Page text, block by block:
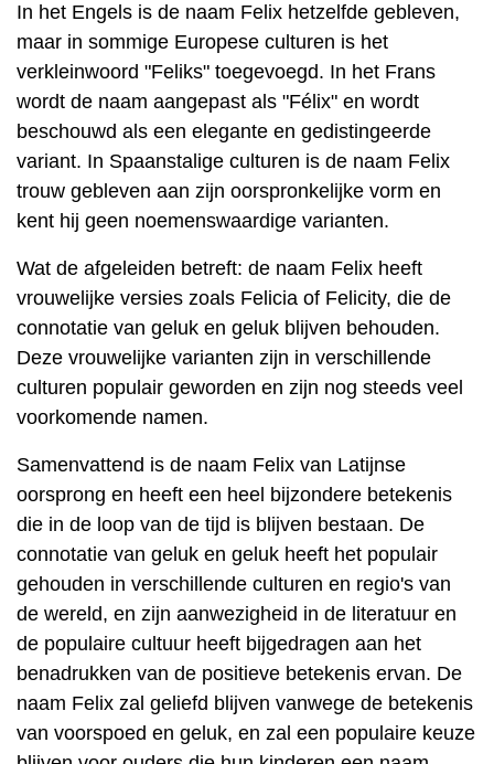
In het Engels is de naam Felix hetzelfde gebleven,
maar in sommige Europese culturen is het
verkleinwoord "Feliks" toegevoegd. In het Frans
wordt de naam aangepast als "Félix" en wordt
beschouwd als een elegante en gedistingeerde
variant. In Spaanstalige culturen is de naam Felix
trouw gebleven aan zijn oorspronkelijke vorm en
kent hij geen noemenswaardige varianten.
Wat de afgeleiden betreft: de naam Felix heeft
vrouwelijke versies zoals Felicia of Felicity, die de
connotatie van geluk en geluk blijven behouden.
Deze vrouwelijke varianten zijn in verschillende
culturen populair geworden en zijn nog steeds veel
voorkomende namen.
Samenvattend is de naam Felix van Latijnse
oorsprong en heeft een heel bijzondere betekenis
die in de loop van de tijd is blijven bestaan. De
connotatie van geluk en geluk heeft het populair
gehouden in verschillende culturen en regio's van
de wereld, en zijn aanwezigheid in de literatuur en
de populaire cultuur heeft bijgedragen aan het
benadrukken van de positieve betekenis ervan. De
naam Felix zal geliefd blijven vanwege de betekenis
van voorspoed en geluk, en zal een populaire keuze